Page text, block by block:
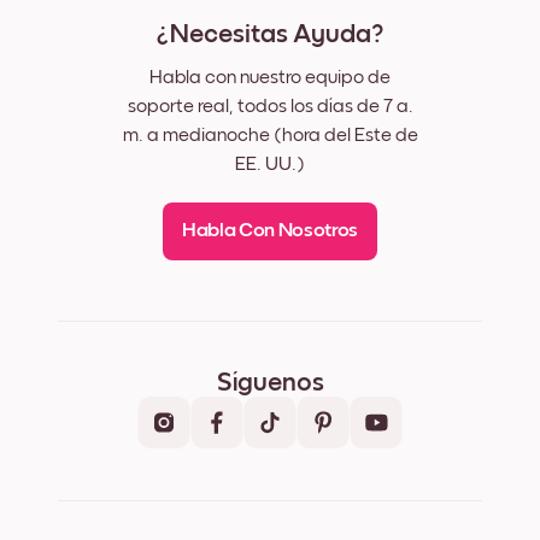
¿Necesitas Ayuda?
Habla con nuestro equipo de
soporte real, todos los días de 7 a.
m. a medianoche (hora del Este de
EE. UU.)
Habla Con Nosotros
Síguenos